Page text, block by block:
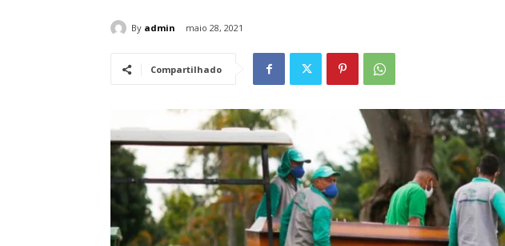
By admin maio 28, 2021
Compartilhado